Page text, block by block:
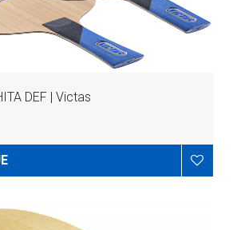
DEF | Victas